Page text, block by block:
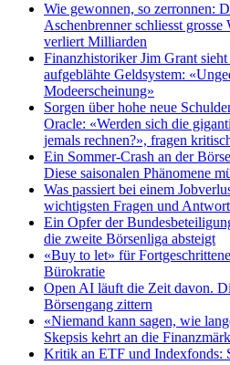
Wie gewonnen, so zerronnen:
Aschenbrenner schliesst
verliert Milliarden
Finanzhistoriker Jim Grant
aufgeblähte Geldsystem:
Modeerscheinung»
Sorgen über hohe neue
Oracle: «Werden sich die
jemals rechnen?», fragen
Ein Sommer-Crash an der
Diese saisonalen Phänomene
Was passiert bei einem
wichtigsten Fragen und
Ein Opfer der
die zweite Börsenliga absteigt
«Buy to let» für
Bürokratie
Open AI läuft die Zeit davon.
Börsengang zittern
«Niemand kann sagen, wie
Skepsis kehrt an die
Kritik an ETF und Indexfonds: